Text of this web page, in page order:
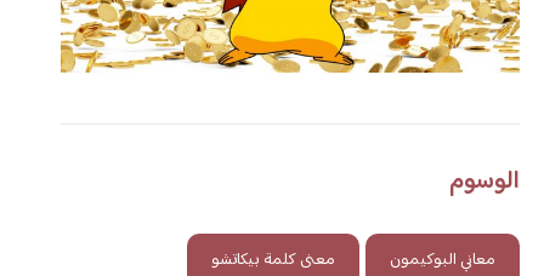
الوسوم
معاني البوكيمون معنى كلمة بيكاتشو